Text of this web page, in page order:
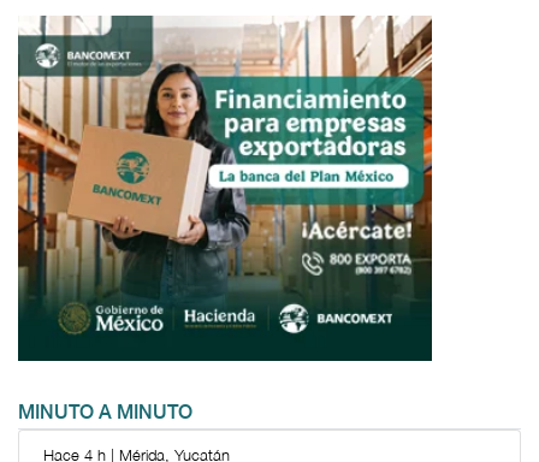
MINUTO A MINUTO
Hace 4 h | Mérida, Yucatán